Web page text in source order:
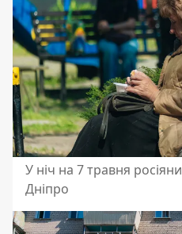
У ніч на 7 травня
Дніпро